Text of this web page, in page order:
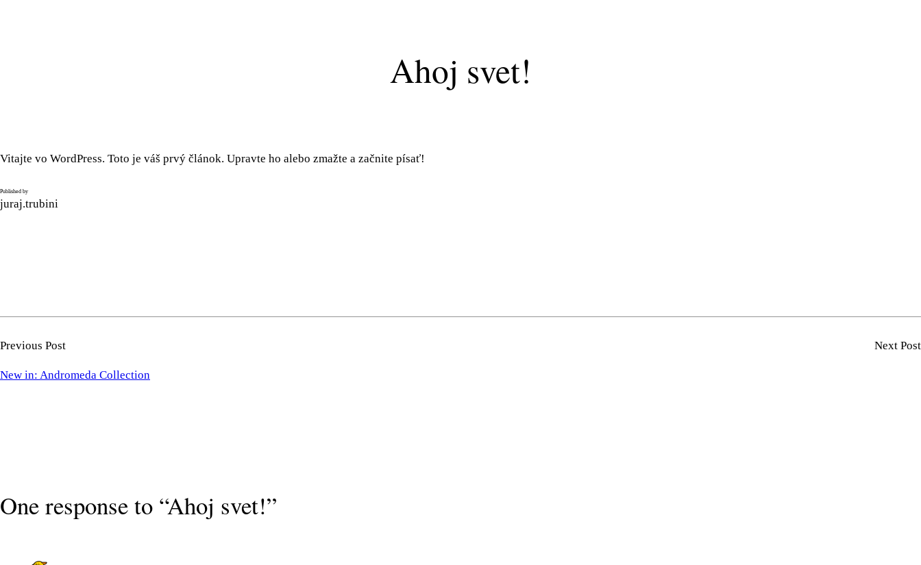
Ahoj svet!
Vitajte vo WordPress. Toto je váš prvý článok. Upravte ho alebo zmažte a začnite písať!
Published by
juraj.trubini
Previous Post
New in: Andromeda Collection
Next Post
One response to “Ahoj svet!”